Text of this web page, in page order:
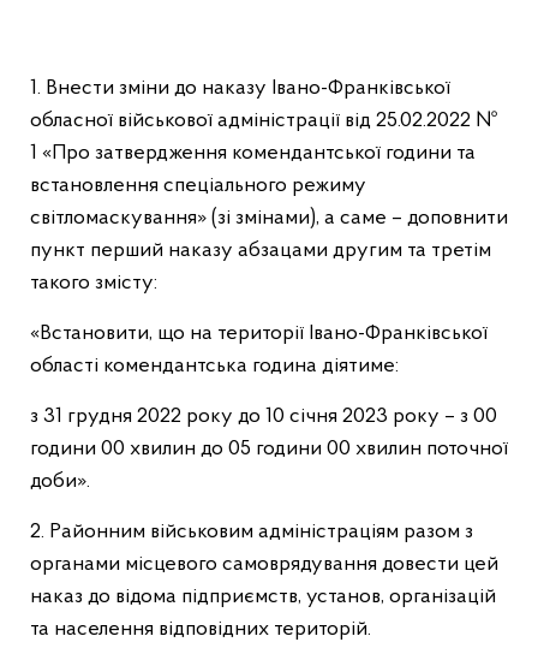
1. Внести зміни до наказу Івано-Франківської
обласної військової адміністрації від 25.02.2022 №
1 «Про затвердження комендантської години та
встановлення спеціального режиму
світломаскування» (зі змінами), а саме – доповнити
пункт перший наказу абзацами другим та третім
такого змісту:
«Встановити, що на території Івано-Франківської
області комендантська година діятиме:
з 31 грудня 2022 року до 10 січня 2023 року – з 00
години 00 хвилин до 05 години 00 хвилин поточної
доби».
2. Районним військовим адміністраціям разом з
органами місцевого самоврядування довести цей
наказ до відома підприємств, установ, організацій
та населення відповідних територій.